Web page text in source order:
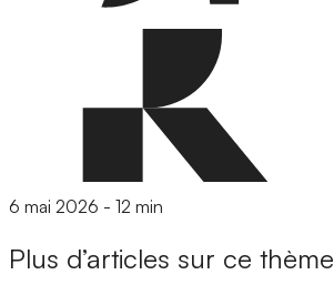
6 mai 2026 - 12 min
Plus d’articles sur ce thème